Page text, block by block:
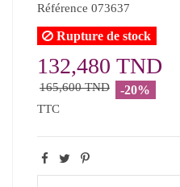
Référence 073637
Rupture de stock
132,480 TND
165,600 TND -20%
TTC